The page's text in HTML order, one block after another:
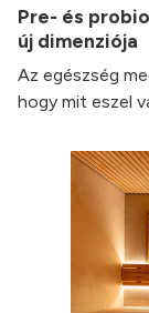
Pre- és
új dimenziója
Az egészség
hogy mit eszel